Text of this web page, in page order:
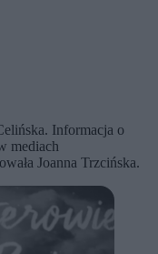
Informacja o
mediach
Joanna Trzcińska.